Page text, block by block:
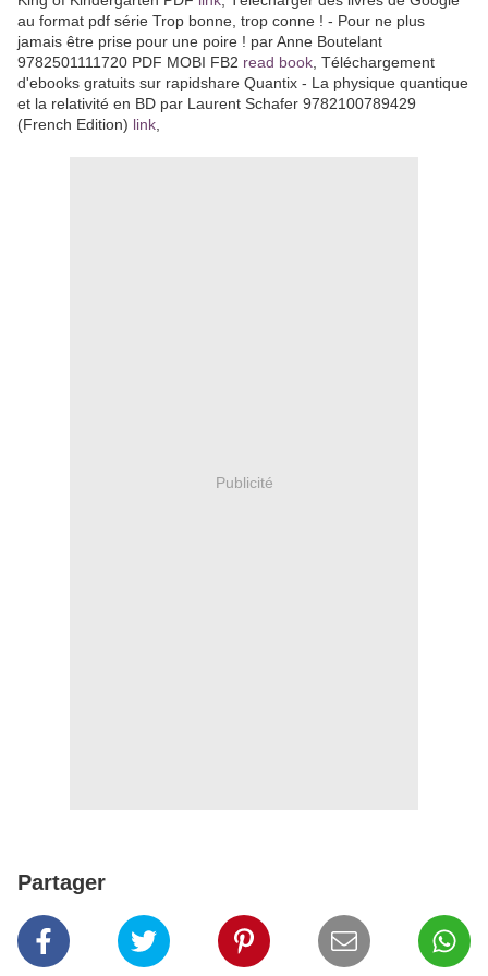
au format pdf série Trop bonne, trop conne ! - Pour ne plus
jamais être prise pour une poire ! par Anne Boutelant
9782501111720 PDF MOBI FB2 read book , Téléchargement
d'ebooks gratuits sur rapidshare Quantix - La physique quantique
et la relativité en BD par Laurent Schafer 9782100789429
(French Edition) link
Publicité
Partager